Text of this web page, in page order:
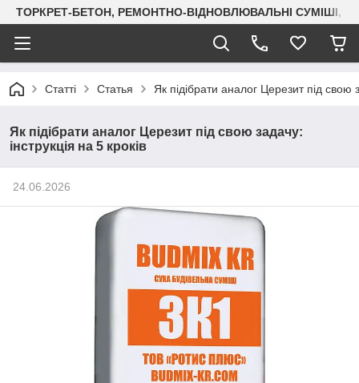
ТОРКРЕТ-БЕТОН, РЕМОНТНО-ВІДНОВЛЮВАЛЬНІ СУМІШІ,
Статті Статья Як підібрати аналог Церезит під свою
Як підібрати аналог Церезит під свою задачу:
інструкція на 5 кроків
24.06.2026